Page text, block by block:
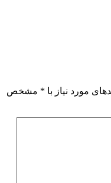
مورد نیاز با * مشخص